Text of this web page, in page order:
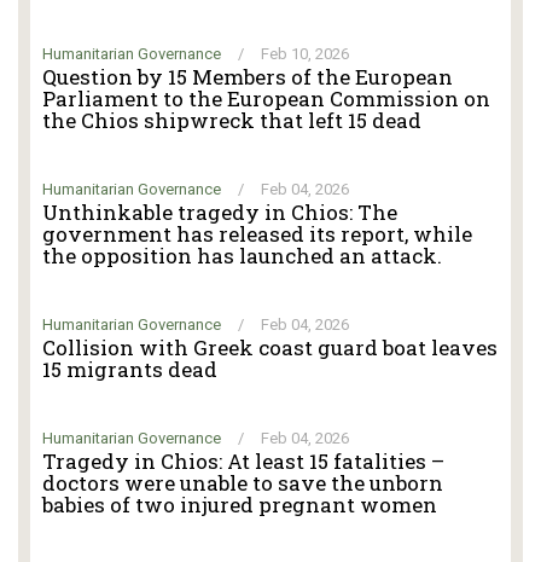
Humanitarian Governance / Feb 10, 2026
Question by 15 Members of the European
Parliament to the European Commission on
the Chios shipwreck that left 15 dead
Humanitarian Governance / Feb 04, 2026
Unthinkable tragedy in Chios: The
government has released its report, while
the opposition has launched an attack.
Humanitarian Governance / Feb 04, 2026
Collision with Greek coast guard boat leaves
15 migrants dead
Humanitarian Governance / Feb 04, 2026
Tragedy in Chios: At least 15 fatalities –
doctors were unable to save the unborn
babies of two injured pregnant women